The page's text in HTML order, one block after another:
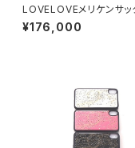
LOVELOVEメリケンサッ
¥176,000